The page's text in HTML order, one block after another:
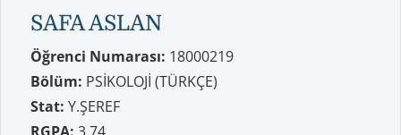
SAFA ASLAN
Öğrenci Numarası: 18000219
Bölüm: PSİKOLOJİ (TÜRKÇE)
Stat: Y.ŞEREF